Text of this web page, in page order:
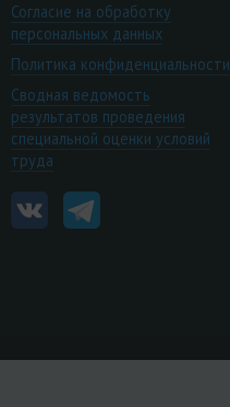
Согласие на обработку
персональных данных
Политика конфиденциальности
Сводная ведомость
результатов проведения
специальной оценки условий
труда